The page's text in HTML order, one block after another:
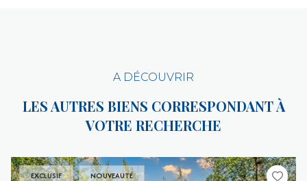
A DÉCOUVRIR
LES AUTRES BIENS CORRESPONDANT À
VOTRE RECHERCHE
EXCLUSIF NOUVEAUTÉ